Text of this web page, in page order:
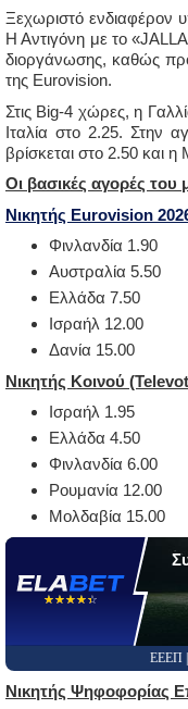
Ξεχωριστό ενδιαφέρον
Η Αντιγόνη με το
διοργάνωσης, καθώς
της Eurovision.
Στις Big-4 χώρες, η
Ιταλία στο 2.25. Στην
βρίσκεται στο 2.50 και
Οι βασικές αγορές του
Νικητής Eurovision
Φινλανδία 1.90
Αυστραλία 5.50
Ελλάδα 7.50
Ισραήλ 12.00
Δανία 15.00
Νικητής Κοινού
Ισραήλ 1.95
Ελλάδα 4.50
Φινλανδία 6.00
Ρουμανία 12.00
Μολδαβία 15.00
☆☆☆☆☆
★★★★★
ΕΕΕΠ
Νικητής Ψηφοφορίας